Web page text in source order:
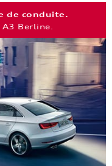
de conduite.
Berline.